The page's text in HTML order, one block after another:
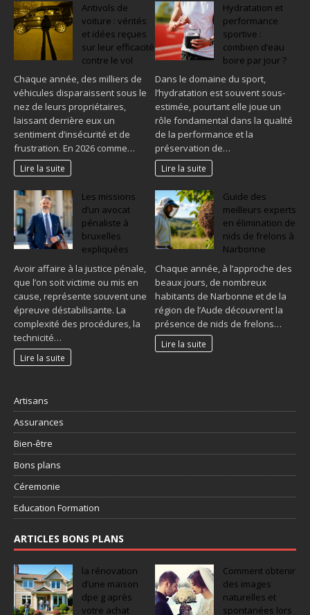
Antivols de
voiture : vérités
et idées reçues
sur leur efficacité
contre le vol
Chaque année, des milliers de
véhicules disparaissent sous le
nez de leurs propriétaires,
laissant derrière eux un
sentiment d’insécurité et de
frustration. En 2026 comme…
Lire la suite
Hydratation et
performance
sportive :
combien d’eau
boire par jour ?
Dans le domaine du sport,
l’hydratation est souvent sous-
estimée, pourtant elle joue un
rôle fondamental dans la qualité
de la performance et la
préservation de…
Lire la suite
Les missions
d’un avocat
pénaliste à
bruxelles
expliquées
Avoir affaire à la justice pénale,
que l’on soit victime ou mis en
cause, représente souvent une
épreuve déstabilisante. La
complexité des procédures, la
technicité…
Lire la suite
Guide des
meilleurs experts
en élimination de
nids de frelons à
Narbonne
Chaque année, à l’approche des
beaux jours, de nombreux
habitants de Narbonne et de la
région de l’Aude découvrent la
présence de nids de frelons…
Lire la suite
Artisans
Assurances
Bien-être
Bons plans
Céremonie
Education Formation
ARTICLES BONS PLANS
la rénovation
d’une maison
dpe g après
votre achat
Comment obtenir
des images
naturelles et
spontanées lors